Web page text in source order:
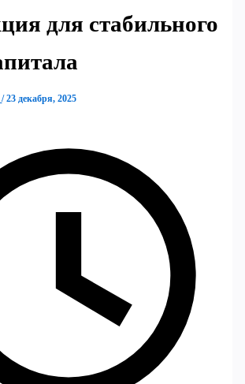
для стабильного
/23 декабря, 2025